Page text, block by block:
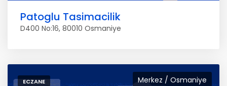
Patoglu Tasimacilik
D400 No:16, 80010 Osmaniye
Merkez / Osmaniye
ECZANE